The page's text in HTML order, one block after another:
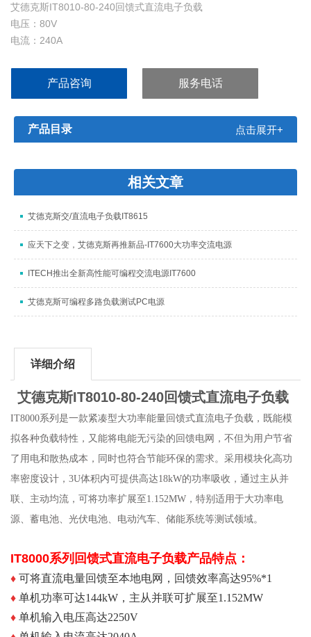
艾德克斯IT8010-80-240回馈式直流电子负载
电压：80V
电流：240A
精度：≤0.1% + 80mV/ ≤0.1% + 120mA
产品咨询 服务电话
产品目录 点击展开+
相关文章
艾德克斯交/直流电子负载IT8615
应天下之变，艾德克斯再推新品-IT7600大功率交流电源
ITECH推出全新高性能可编程交流电源IT7600
艾德克斯可编程多路负载测试PC电源
详细介绍
艾德克斯IT8010-80-240回馈式直流电子负载
IT8000系列是一款紧凑型大功率能量回馈式直流电子负载，既能模
拟各种负载特性，又能将电能无污染的回馈电网，不但为用户节省
了用电和散热成本，同时也符合节能环保的需求。采用模块化高功
率密度设计，3U体积内可提供高达18kW的功率吸收，通过主从并
联、主动均流，可将功率扩展至1.152MW，特别适用于大功率电
源、蓄电池、光伏电池、电动汽车、储能系统等测试领域。
IT8000系列回馈式直流电子负载产品特点：
♦ 可将直流电量回馈至本地电网，回馈效率高达95%*1
♦ 单机功率可达144kW，主从并联可扩展至1.152MW
♦ 单机输入电压高达2250V